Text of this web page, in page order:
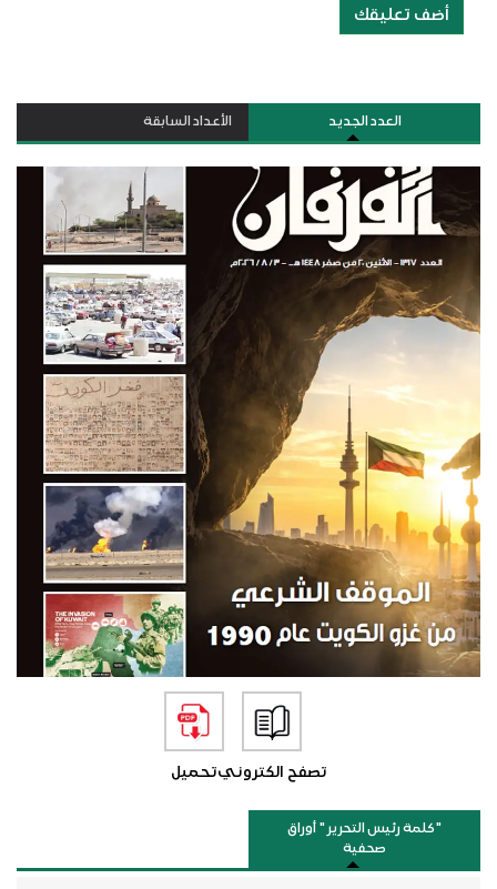
أضف تعليقك
العدد الجديد الأعداد السابقة
تصفح الكترونيتحميل
"كلمة رئيس التحرير " أوراق
صحفية